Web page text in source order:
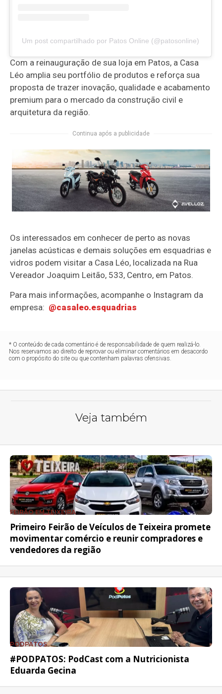
Um post compartilhado por Patos Online (@patosonline)
Com a reinauguração de sua loja em Patos, a Casa
Léo amplia seu portfólio de produtos e reforça sua
proposta de trazer inovação, qualidade e acabamento
premium para o mercado da construção civil e
arquitetura da região.
Continua após a publicidade
Os interessados em conhecer de perto as novas
janelas acústicas e demais soluções em esquadrias e
vidros podem visitar a Casa Léo, localizada na Rua
Vereador Joaquim Leitão, 533, Centro, em Patos.
Para mais informações, acompanhe o Instagram da
empresa: @casaleo.esquadrias
* O conteúdo de cada comentário é de responsabilidade de quem realizá-lo.
Nos reservamos ao direito de reprovar ou eliminar comentários em desacordo
com o propósito do site ou que contenham palavras ofensivas.
Veja também
FEIRÃO EM TEIXEIRA
Primeiro Feirão de Veículos de Teixeira promete
movimentar comércio e reunir compradores e
vendedores da região
PODPATOS
#PODPATOS: PodCast com a Nutricionista
Eduarda Gecina